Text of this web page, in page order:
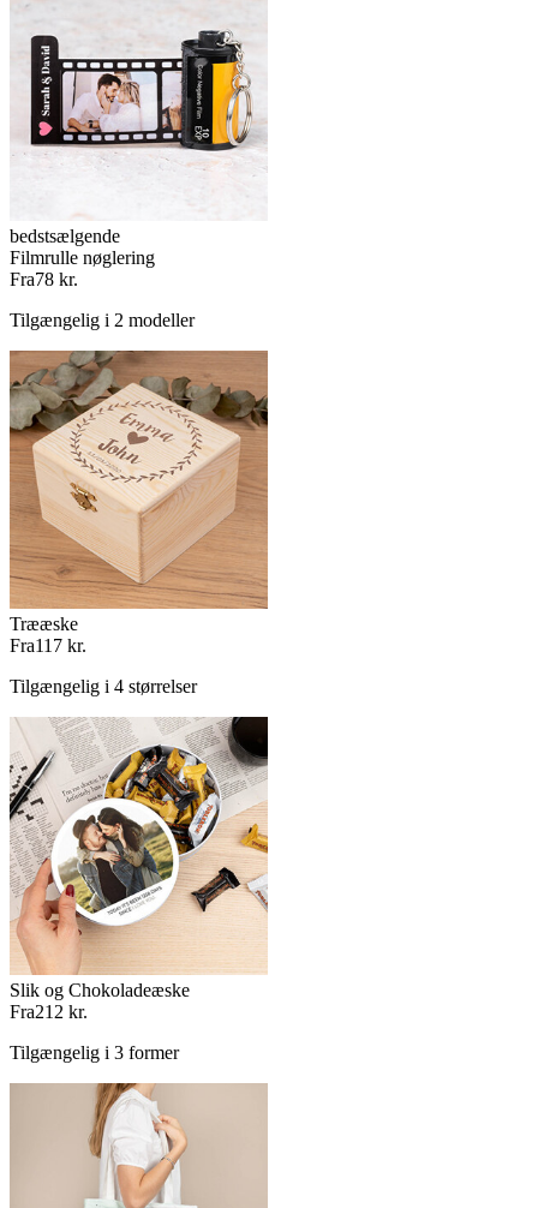
bedstsælgende
Filmrulle nøglering
Fra78 kr.
Tilgængelig i 2 modeller
Trææske
Fra117 kr.
Tilgængelig i 4 størrelser
Slik og Chokoladeæske
Fra212 kr.
Tilgængelig i 3 former